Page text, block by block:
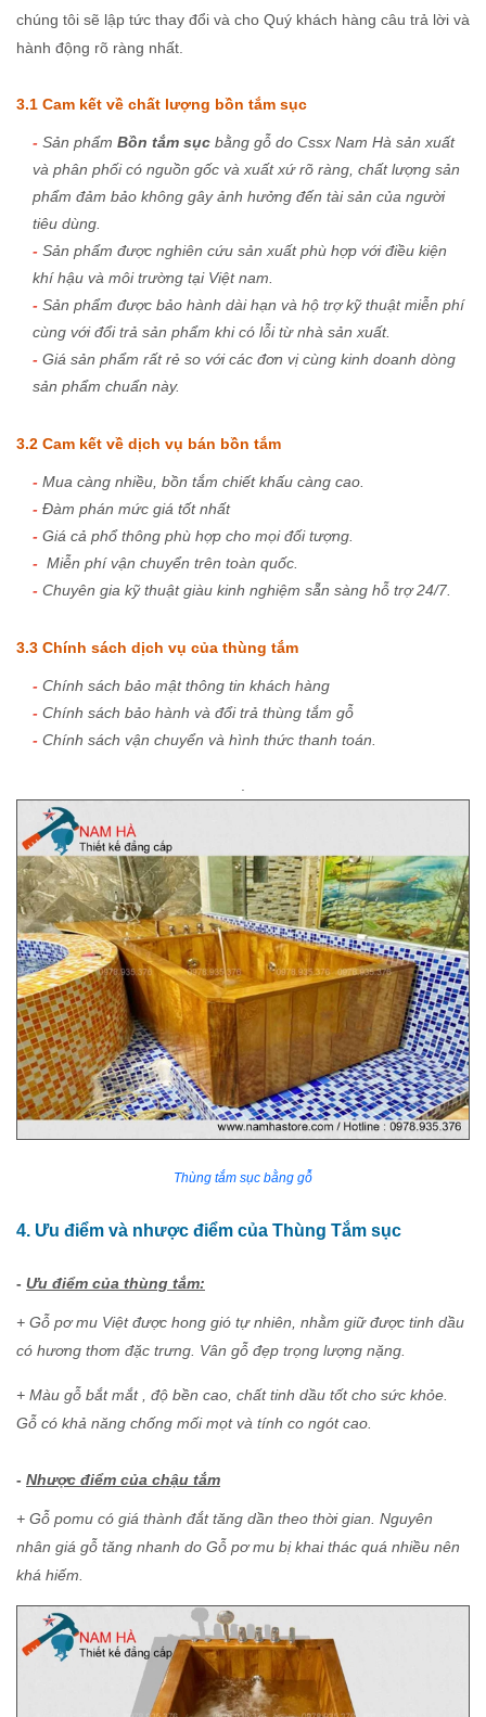
chúng tôi sẽ lập tức thay đổi và cho Quý khách hàng câu trả lời và
hành động rõ ràng nhất.
3.1 Cam kết về chất lượng bồn tắm sục
- Sản phẩm Bồn tắm sục bằng gỗ do Cssx Nam Hà sản xuất
và phân phối có nguồn gốc và xuất xứ rõ ràng, chất lượng sản
phẩm đảm bảo không gây ảnh hưởng đến tài sản của người
tiêu dùng.
- Sản phẩm được nghiên cứu sản xuất phù hợp với điều kiện
khí hậu và môi trường tại Việt nam.
- Sản phẩm được bảo hành dài hạn và hộ trợ kỹ thuật miễn phí
cùng với đổi trả sản phẩm khi có lỗi từ nhà sản xuất.
- Giá sản phẩm rất rẻ so với các đơn vị cùng kinh doanh dòng
sản phẩm chuẩn này.
3.2 Cam kết về dịch vụ bán bồn tắm
- Mua càng nhiều, bồn tắm chiết khấu càng cao.
- Đàm phán mức giá tốt nhất
- Giá cả phổ thông phù hợp cho mọi đối tượng.
- Miễn phí vận chuyển trên toàn quốc.
- Chuyên gia kỹ thuật giàu kinh nghiệm sẵn sàng hỗ trợ 24/7.
3.3 Chính sách dịch vụ của thùng tắm
- Chính sách bảo mật thông tin khách hàng
- Chính sách bảo hành và đổi trả thùng tắm gỗ
- Chính sách vận chuyển và hình thức thanh toán.
Thùng tắm sục bằng gỗ
4. Ưu điểm và nhược điểm của Thùng Tắm sục
- Ưu điểm của thùng tắm:
+ Gỗ pơ mu Việt được hong gió tự nhiên, nhằm giữ được tinh dầu
có hương thơm đặc trưng. Vân gỗ đẹp trọng lượng nặng.
+ Màu gỗ bắt mắt , độ bền cao, chất tinh dầu tốt cho sức khỏe.
Gỗ có khả năng chống mối mọt và tính co ngót cao.
- Nhược điểm của chậu tắm
+ Gỗ pomu có giá thành đắt tăng dần theo thời gian. Nguyên
nhân giá gỗ tăng nhanh do Gỗ pơ mu bị khai thác quá nhiều nên
khá hiếm.